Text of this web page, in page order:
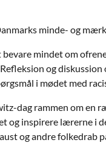
minde- og
mindet om
og
i mødet med
dag rammen om en
og inspirere lærerne i
og andre folkedrab